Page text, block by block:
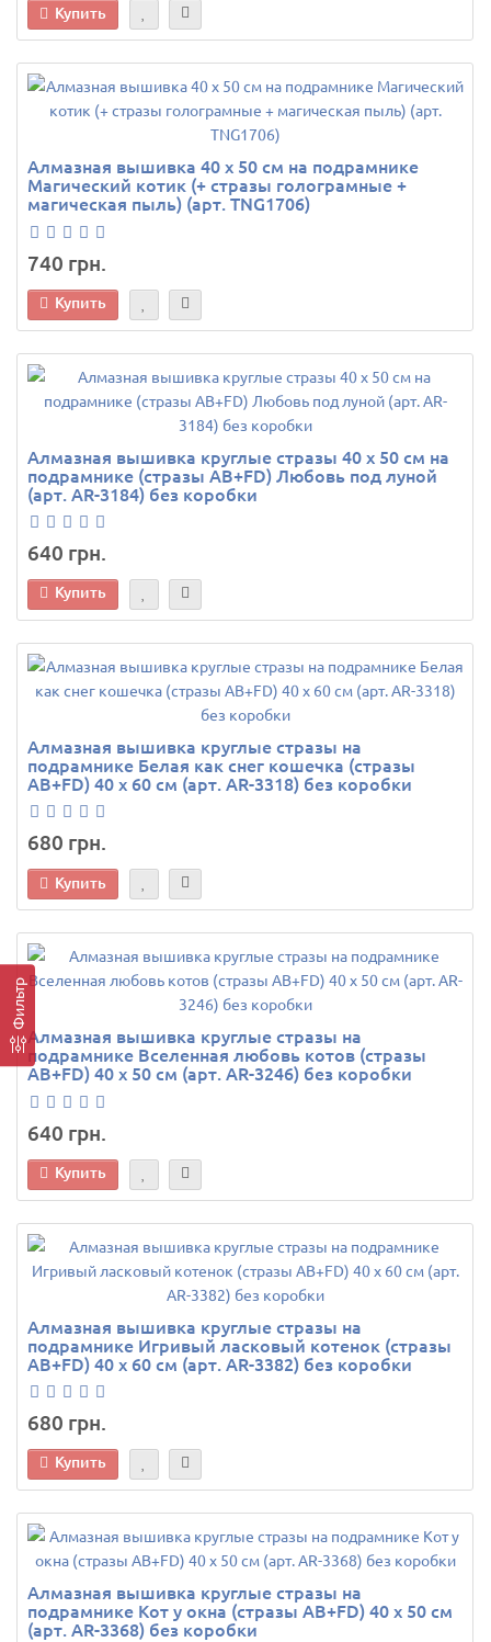
Фильтр
Купить
Алмазная вышивка 40 х 50 см на подрамнике
Магический котик (+ стразы голограмные +
магическая пыль) (арт. TNG1706)
740 грн.
Купить
Алмазная вышивка круглые стразы 40 х 50 см на
подрамнике (стразы AB+FD) Любовь под луной
(арт. AR-3184) без коробки
640 грн.
Купить
Алмазная вышивка круглые стразы на
подрамнике Белая как снег кошечка (стразы
AB+FD) 40 х 60 см (арт. AR-3318) без коробки
680 грн.
Купить
Алмазная вышивка круглые стразы на
подрамнике Вселенная любовь котов (стразы
AB+FD) 40 х 50 см (арт. AR-3246) без коробки
640 грн.
Купить
Алмазная вышивка круглые стразы на
подрамнике Игривый ласковый котенок (стразы
AB+FD) 40 х 60 см (арт. AR-3382) без коробки
680 грн.
Купить
Алмазная вышивка круглые стразы на
подрамнике Кот у окна (стразы AB+FD) 40 х 50 см
(арт. AR-3368) без коробки